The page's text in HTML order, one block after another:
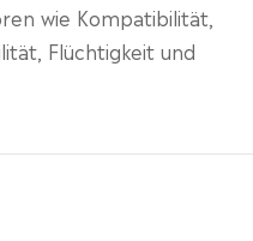
wie Kompatibilität,
Flüchtigkeit und